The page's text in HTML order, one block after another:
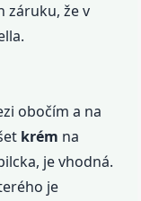
záruku, že v
obočím a na
krém na
je vhodná.
je